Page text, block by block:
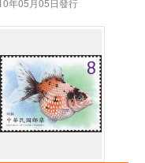
年05月05日發行